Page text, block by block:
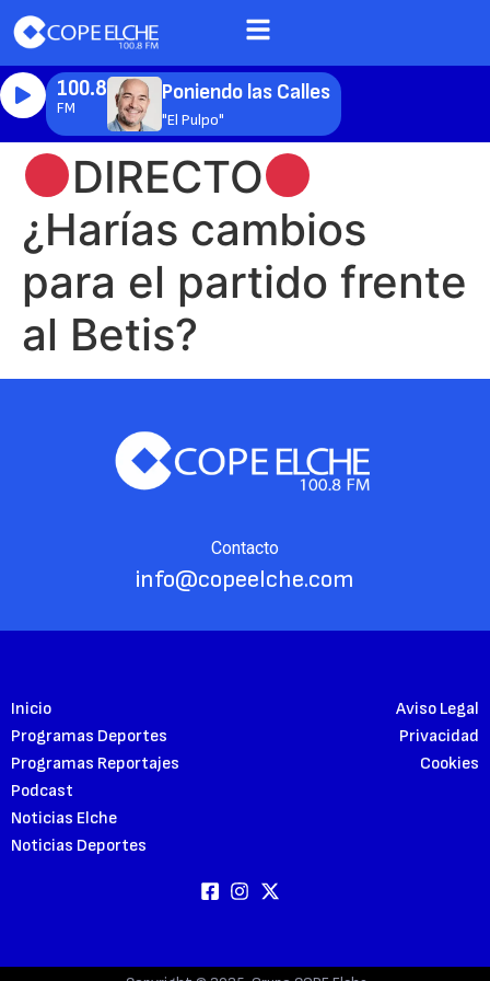
100.8
FM
Poniendo las Calles
"El Pulpo"
DIRECTO
¿Harías cambios
para el partido frente
al Betis?
Contacto
info@copeelche.com
Inicio
Programas Deportes
Programas Reportajes
Podcast
Noticias Elche
Noticias Deportes
Aviso Legal
Privacidad
Cookies